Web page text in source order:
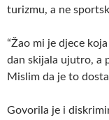
turizmu, a ne
“Žao mi je djece
dan skijala ujutro, a
Mislim da je to
Govorila je i